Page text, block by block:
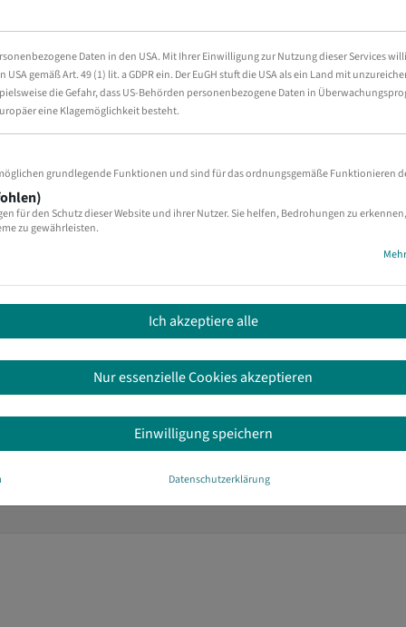
Ratio, flimmerfreie Technologie, Image Size, Eye Saver Mode,
cm - mit Fuß
(Mini-Klinkenstecker)
Neigung
erh?ltlich)
Daten in den USA. Mit Ihrer Einwilligung zur Nutzung dieser Services
gemäß Art. 49 (1) lit. a GDPR ein. Der EuGH stuft die USA als ein Land mit
die Gefahr, dass US-Behörden personenbezogene Daten in
eine Klagemöglichkeit besteht.
grundlegende Funktionen und sind für das ordnungsgemäße Funktionieren
für den Schutz dieser Website und ihrer Nutzer. Sie helfen, Bedrohungen zu
zu gewährleisten.
Ich akzeptiere alle
Nur essenzielle Cookies akzeptieren
Einwilligung speichern
Datenschutzerklärung